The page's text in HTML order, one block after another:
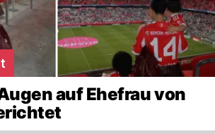
auf Ehefrau von